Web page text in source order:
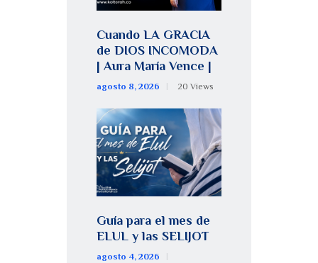
Cuando LA GRACIA
de DIOS INCOMODA
| Aura María Vence |
agosto 8, 2026 20 Views
Guía para el mes de
ELUL y las SELIJOT
agosto 4, 2026